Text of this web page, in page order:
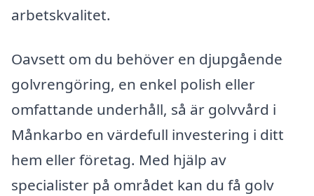
arbetskvalitet.
Oavsett om du behöver en djupgående
golvrengöring, en enkel polish eller
omfattande underhåll, så är golvvård i
Månkarbo en värdefull investering i ditt
hem eller företag. Med hjälp av
specialister på området kan du få golv